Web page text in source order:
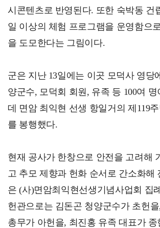
시콘텐츠로 반영된다. 또한 숙박동 건
일 이상의 체험 프로그램을 운영함으
을 도모한다는 그림이다.
군은 지난 13일에는 이곳 모덕사 영당
양군수, 모덕회 회원, 유족 등 100여
데 면암 최익현 선생 항일거의 제119
를 봉행했다.
현재 공사가 한창으로 안전을 고려해
고 추모 제향과 헌화 순서로 간소화해
은 (사)면암최익현선생기념사업회 집
헌관으로는 김돈곤 청양군수가 초헌
총무가 아헌을, 최진홍 유족 대표가